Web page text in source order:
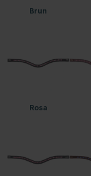
Brun
Rosa